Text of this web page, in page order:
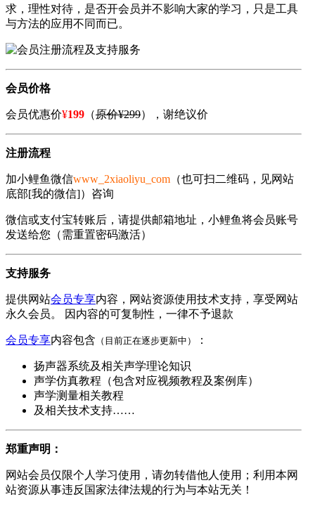
求，理性对待，是否开会员并不影响大家的学习，只是工具
与方法的应用不同而已。
会员价格
会员优惠价¥199 （原价¥299），谢绝议价
注册流程
加小鲤鱼微信www_2xiaoliyu_com （也可扫二维码，见网站
底部[我的微信]）咨询
微信或支付宝转账后，请提供邮箱地址，小鲤鱼将会员账号
发送给您（需重置密码激活）
支持服务
提供网站会员专享内容，网站资源使用技术支持，享受网站
永久会员。 因内容的可复制性，一律不予退款
会员专享内容包含 （目前正在逐步更新中） ：
扬声器系统及相关声学理论知识
声学仿真教程（包含对应视频教程及案例库）
声学测量相关教程
及相关技术支持……
郑重声明：
网站会员仅限个人学习使用，请勿转借他人使用；利用本网
站资源从事违反国家法律法规的行为与本站无关！